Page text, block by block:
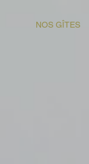
NOS GÎTES